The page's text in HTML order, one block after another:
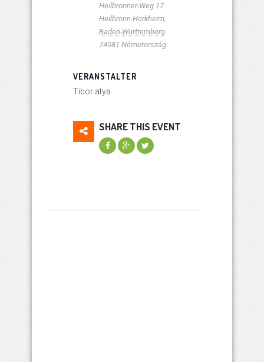
Heilbronner-Weg 17
Heilbronn-Horkheim,
Baden-Württemberg
74081 Németország
VERANSTALTER
Tibor atya
SHARE THIS EVENT